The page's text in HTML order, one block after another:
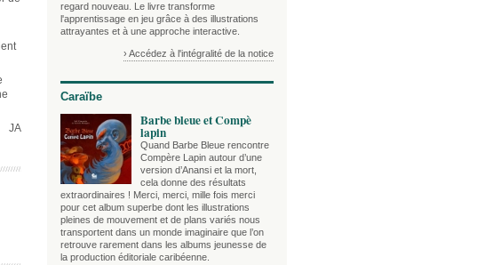
JA
regard nouveau. Le livre transforme
l'apprentissage en jeu grâce à des illustrations
attrayantes et à une approche interactive.
› Accédez à l'intégralité de la notice
Caraïbe
Barbe bleue et Compè
lapin
Quand Barbe Bleue rencontre
Compère Lapin autour d’une
version d’Anansi et la mort,
cela donne des résultats
extraordinaires ! Merci, merci, mille fois merci
pour cet album superbe dont les illustrations
pleines de mouvement et de plans variés nous
transportent dans un monde imaginaire que l’on
retrouve rarement dans les albums jeunesse de
la production éditoriale caribéenne.